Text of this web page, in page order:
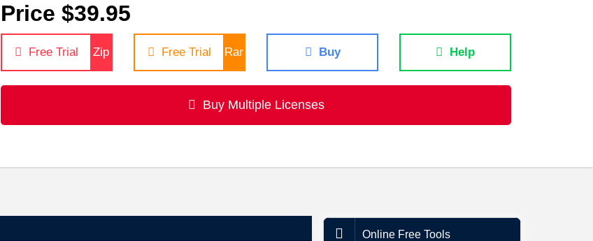
Price $39.95
Free Trial Zip Free Trial Rar Buy Help
Buy Multiple Licenses
Online Free Tools